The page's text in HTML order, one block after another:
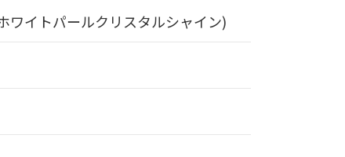
ワイトパールクリスタルシャイン)